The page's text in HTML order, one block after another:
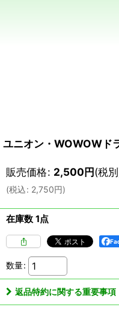
ユニオン・WOWOW
販売価格: 2,500円(税
(税込: 2,750円)
在庫数 1点
数量:
返品特約に関する重要事項